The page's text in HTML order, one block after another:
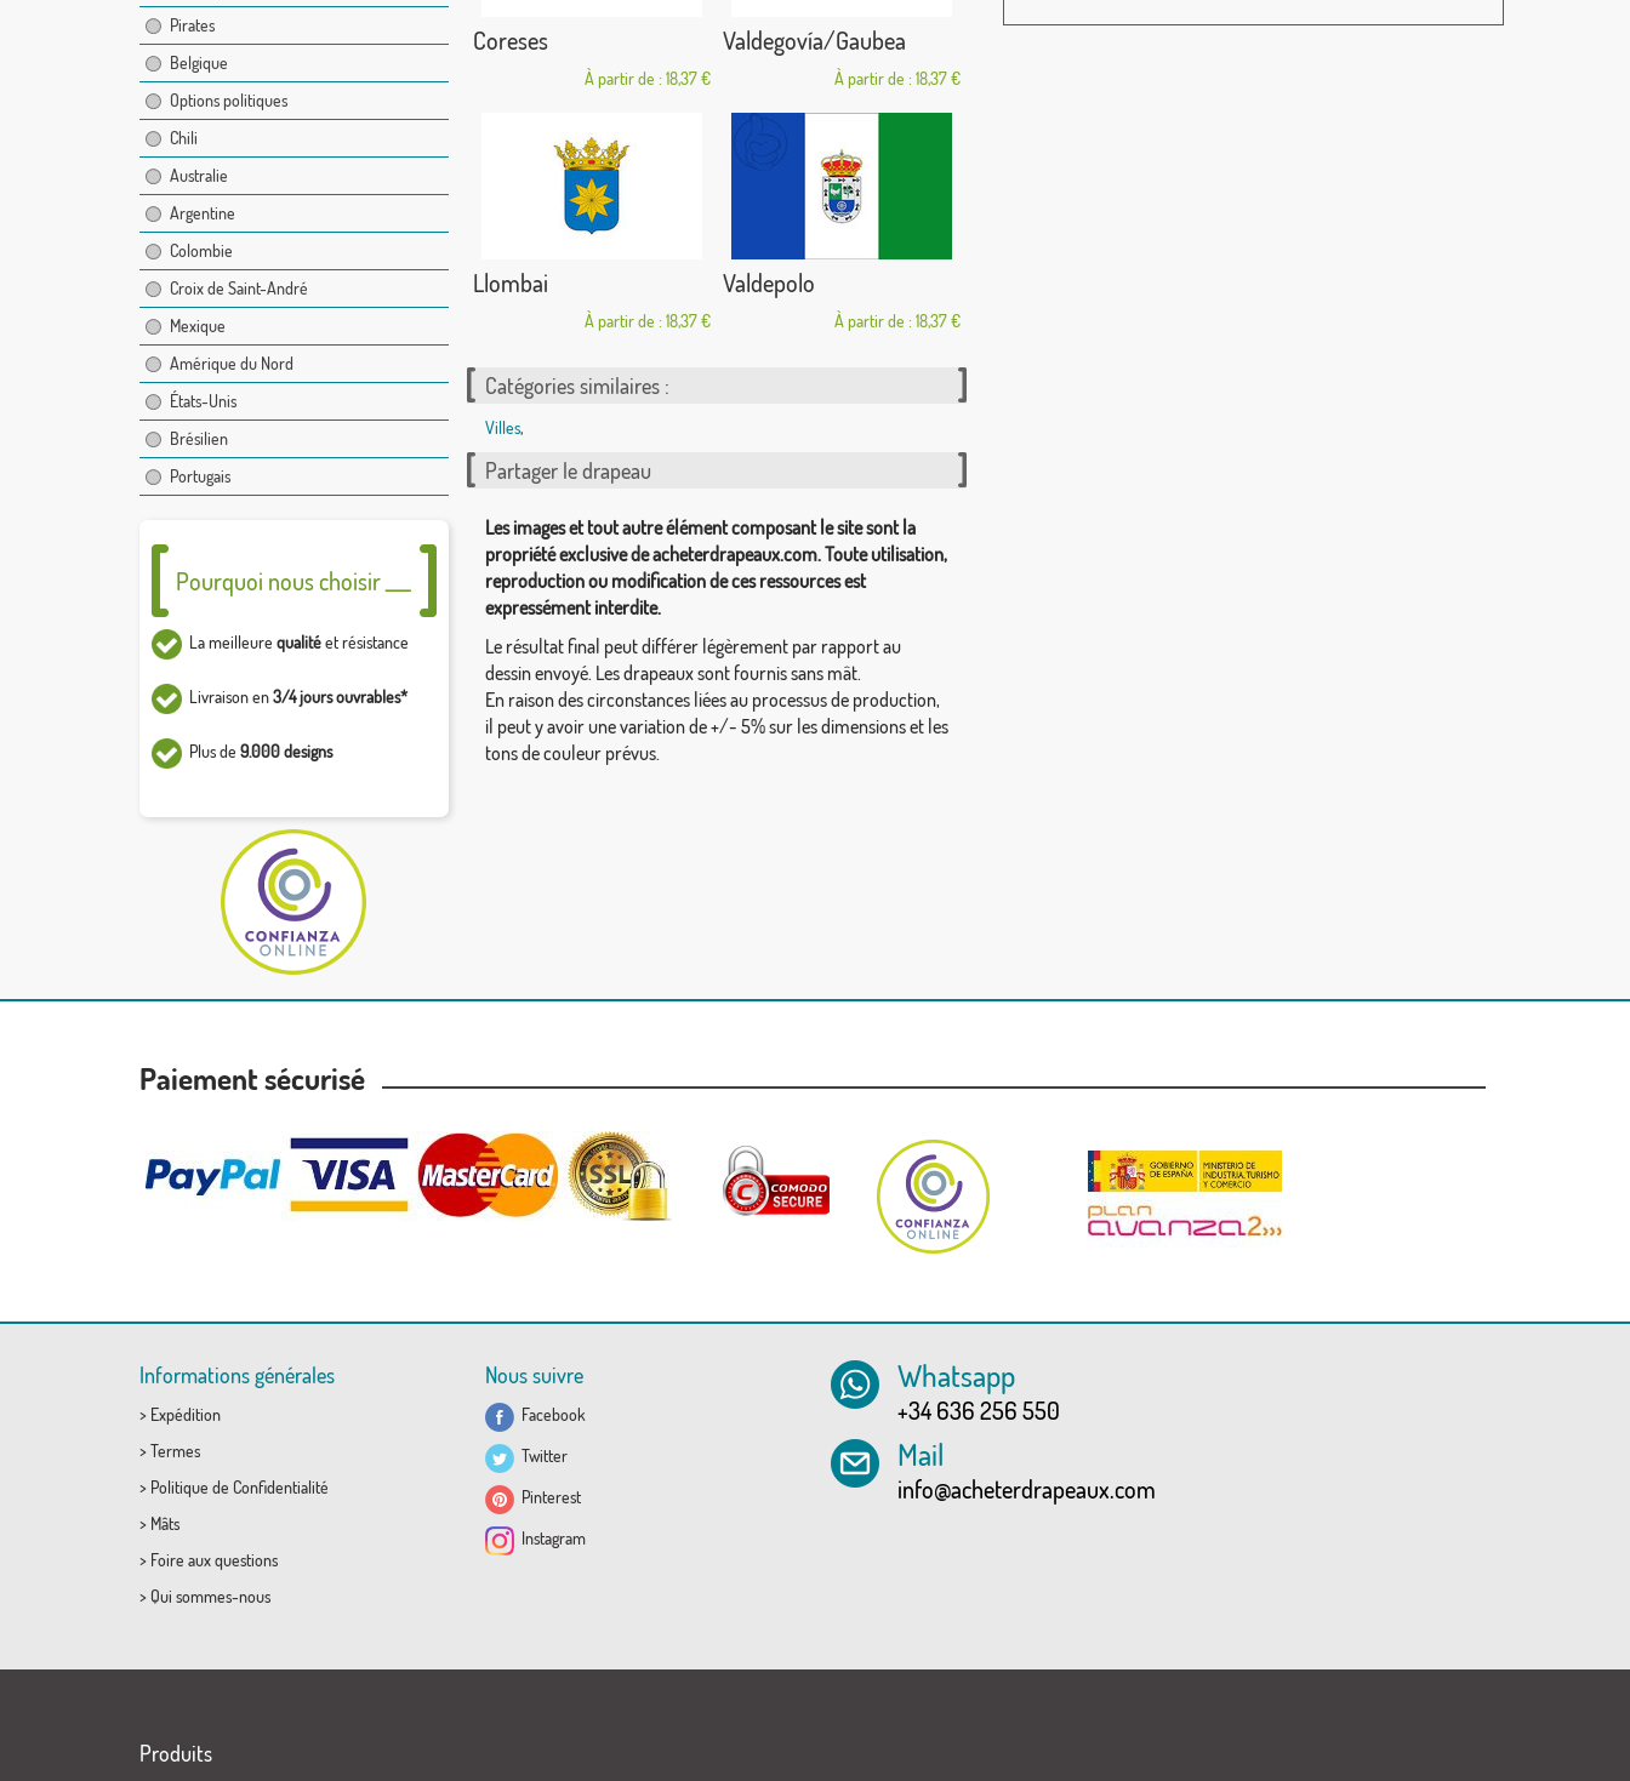
Pirates
Belgique
Options politiques
Chili
Australie
Argentine
Colombie
Croix de Saint-André
Mexique
Amérique du Nord
États-Unis
Brésilien
Portugais
Pourquoi nous choisir ___
La meilleure qualitéet résistance
Livraison en3/4 jours ouvrables*
Plus de 9.000 designs
Coreses
À partir de : 18,37 €
Valdegovía/Gaubea
À partir de : 18,37 €
Llombai
À partir de : 18,37 €
Valdepolo
À partir de : 18,37 €
Catégories similaires :
Villes,
Partager le drapeau
Les images et tout autre élément composant le site sont la
propriété exclusive de acheterdrapeaux.com. Toute utilisation,
reproduction ou modification de ces ressources est
expressément interdite.
Le résultat final peut différer légèrement par rapport au
dessin envoyé. Les drapeaux sont fournis sans mât.
En raison des circonstances liées au processus de production,
il peut y avoir une variation de +/- 5% sur les dimensions et les
tons de couleur prévus.
Paiement sécurisé
Informations générales
> Expédition
> Termes
> Politique de Confidentialité
> Mâts
> Foire aux questions
> Qui sommes-nous
Nous suivre
Facebook
Twitter
Pinterest
Instagram
Whatsapp
+34 636 256 550
Mail
info@acheterdrapeaux.com
Produits